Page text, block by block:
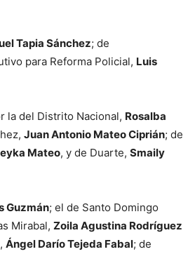
Tapia Sánchez; de
para Reforma Policial, Luis
la del Distrito Nacional, Rosalba
Juan Antonio Mateo Ciprián; de
Mateo, y de Duarte, Smaily
Guzmán; el de Santo Domingo
Mirabal, Zoila Agustina Rodríguez
Ángel Darío Tejeda Fabal; de